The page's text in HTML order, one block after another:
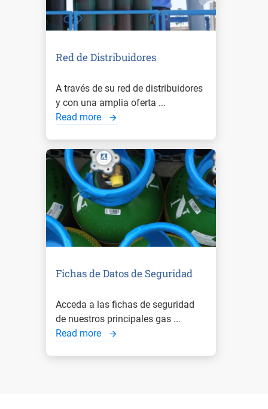
Red de Distribuidores
A través de su red de distribuidores
y con una amplia oferta ...
Read more
Fichas de Datos de Seguridad
Acceda a las fichas de seguridad
de nuestros principales gas ...
Read more